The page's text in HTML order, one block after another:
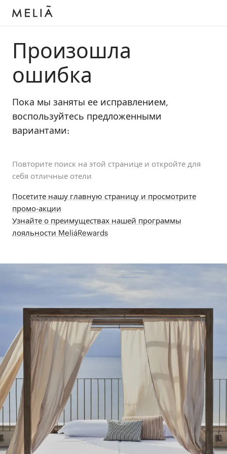
Произошла
ошибка
Пока мы заняты ее исправлением,
воспользуйтесь предложенными
вариантами:
Повторите поиск на этой странице и откройте для
себя отличные отели
Посетите нашу главную страницу и просмотрите
промо-акции
Узнайте о преимуществах нашей программы
лояльности MeliáRewards